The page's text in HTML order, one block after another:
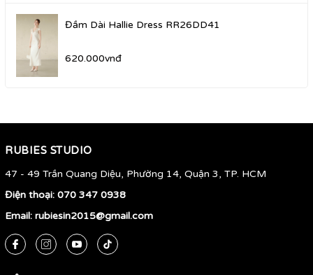
Đầm Dài Hallie Dress RR26DD41
620.000vnđ
RUBIES STUDIO
47 - 49 Trần Quang Diệu, Phường 14, Quận 3, TP. HCM
Điện thoại: 070 347 0938
Email: rubiesin2015@gmail.com